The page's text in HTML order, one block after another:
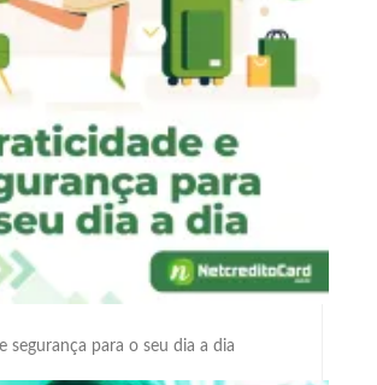
segurança para o seu dia a dia